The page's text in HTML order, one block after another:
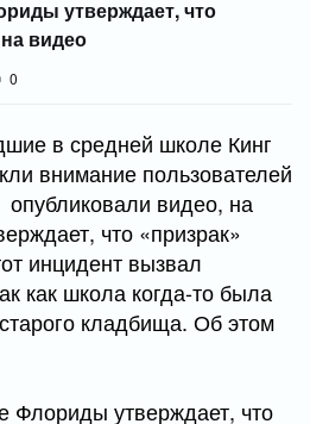
утверждает, что
видео
0
в средней школе Кинг
внимание пользователей
опубликовали видео, на
что «призрак»
инцидент вызвал
как школа когда-то была
кладбища. Об этом